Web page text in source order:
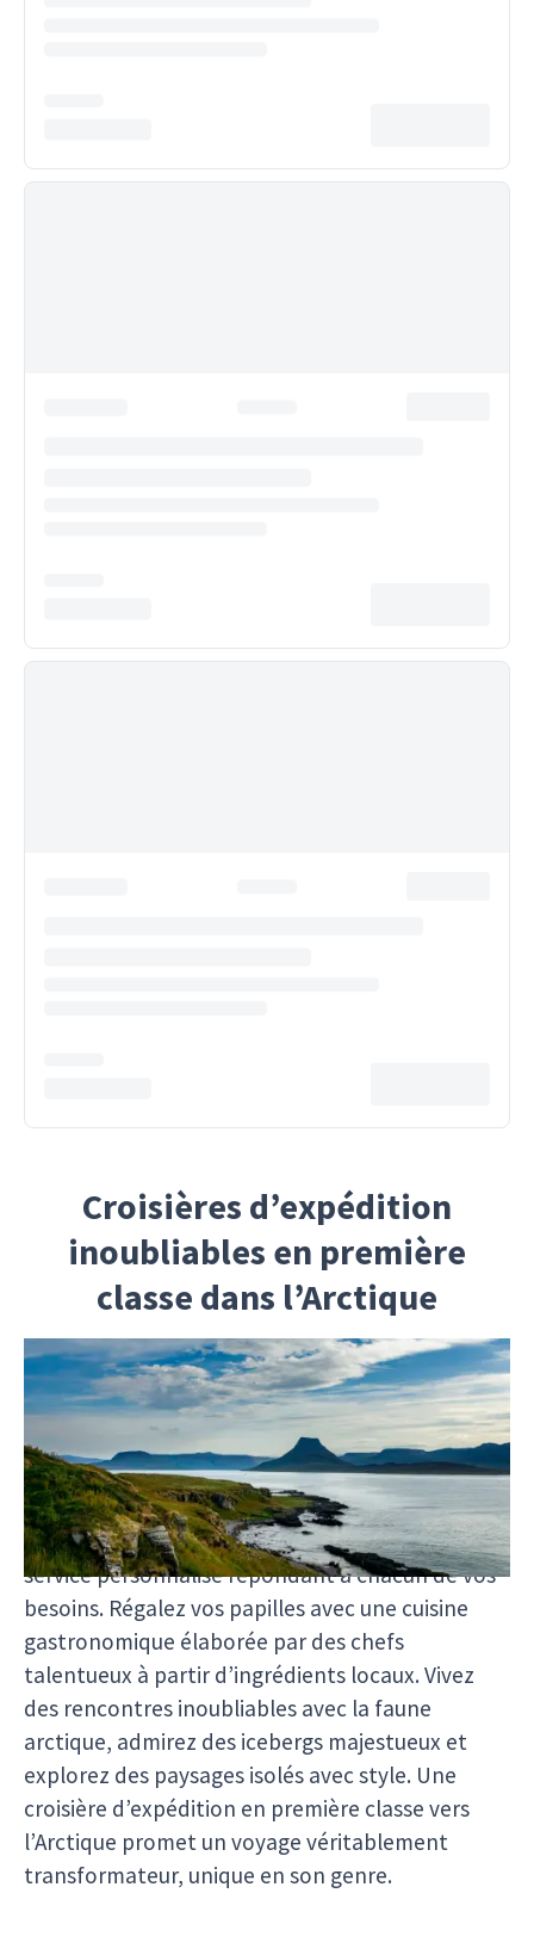
Croisières d’expédition
inoubliables en première
classe dans l’Arctique
Préparez-vous à être enchanté par le charme de
l’Arctique lors d’une croisière d’expédition en
première classe. Imprégnez-vous d’un confort et
d’une élégance ultimes à bord de navires équipés
d’installations de classe mondiale. Profitez de
suites spacieuses, de vues panoramiques et d’un
service personnalisé répondant à chacun de vos
besoins. Régalez vos papilles avec une cuisine
gastronomique élaborée par des chefs
talentueux à partir d’ingrédients locaux. Vivez
des rencontres inoubliables avec la faune
arctique, admirez des icebergs majestueux et
explorez des paysages isolés avec style. Une
croisière d’expédition en première classe vers
l’Arctique promet un voyage véritablement
transformateur, unique en son genre.